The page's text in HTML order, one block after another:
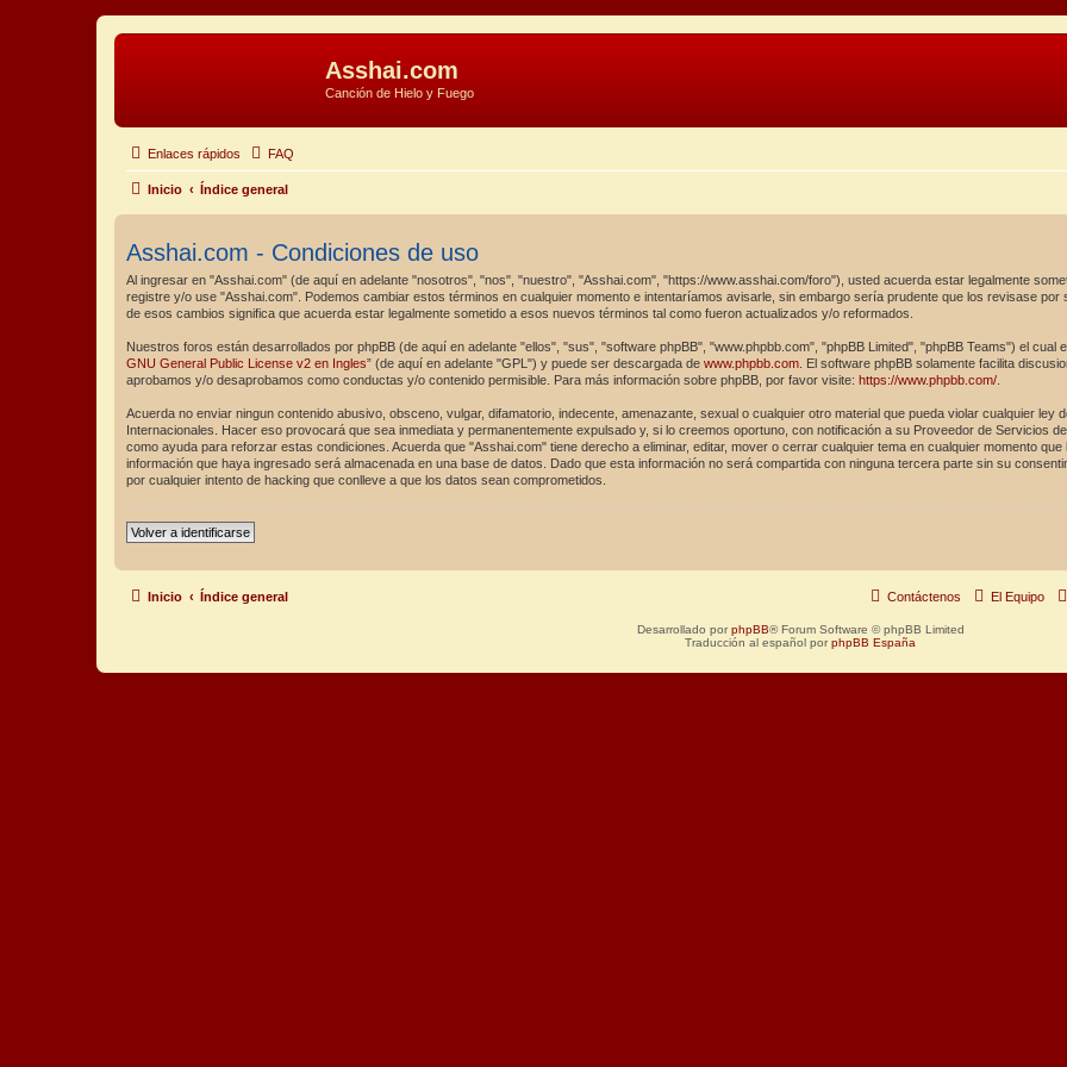
Asshai.com
Canción de Hielo y Fuego
Enlaces rápidos FAQ
Inicio Índice general
Asshai.com - Condiciones de uso
Al ingresar en "Asshai.com" (de aquí en adelante "nosotros", "nos", "nuestro", "Asshai.com", "https://www.asshai.com/foro"), usted acuerda estar legalmente
registre y/o use "Asshai.com". Podemos cambiar estos términos en cualquier momento e intentaríamos avisarle, sin embargo sería prudente que los revisase
de esos cambios significa que acuerda estar legalmente sometido a esos nuevos términos tal como fueron actualizados y/o reformados.
Nuestros foros están desarrollados por phpBB (de aquí en adelante "ellos", "sus", "software phpBB", "www.phpbb.com", "phpBB Limited", "phpBB Teams") el cual
GNU General Public License v2 en Ingles” (de aquí en adelante "GPL") y puede ser descargada de www.phpbb.com . El software phpBB solamente facilita
aprobamos y/o desaprobamos como conductas y/o contenido permisible. Para más información sobre phpBB, por favor visite: https://www.phpbb.com/
Acuerda no enviar ningun contenido abusivo, obsceno, vulgar, difamatorio, indecente, amenazante, sexual o cualquier otro material que pueda violar cualquier
Internacionales. Hacer eso provocará que sea inmediata y permanentemente expulsado y, si lo creemos oportuno, con notificación a su Proveedor de Servicios
como ayuda para reforzar estas condiciones. Acuerda que "Asshai.com" tiene derecho a eliminar, editar, mover o cerrar cualquier tema en cualquier momento
información que haya ingresado será almacenada en una base de datos. Dado que esta información no será compartida con ninguna tercera parte sin su
por cualquier intento de hacking que conlleve a que los datos sean comprometidos.
Volver a identificarse
Inicio Índice general El Equipo
Contáctenos
Desarrollado por phpBB® Forum Software © phpBB Limited
Traducción al español por phpBB España